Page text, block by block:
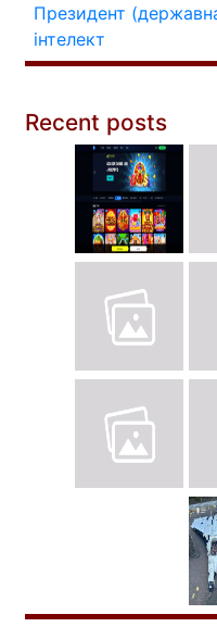
Президент
інтелект
Recent posts